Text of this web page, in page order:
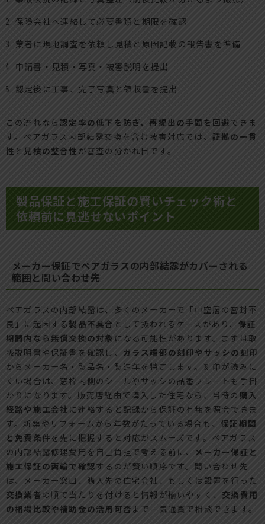
保険会社へ連絡して必要書類と期限を確認
業者に現地調査を依頼し見積と原因記載の報告書を準備
申請書・見積・写真・被害説明を提出
認定後に工事、完了写真と領収書を提出
この流れなら認定率の低下を防ぎ、再提出の手間を回避できま
す。ペアガラス内部結露交換を含む被害対応では、 証拠の一貫
性 と 見積の整合性 が審査の分かれ目です。
製品保証と施工保証の賢いチェック術と
依頼前に見逃せないポイント
メーカー保証でペアガラスの内部結露がカバーされる
範囲と問い合わせ先
ペアガラスの内部結露は、多くのメーカーで「中空層の密封不
良」に起因する製品不具合 として扱われるケースがあり、 保証
期間内なら無償交換の対象 になる可能性があります。まずは取
扱説明書や保証書を確認し、 ガラス端部の刻印やサッシの刻印
からメーカー名・製品名・製造年を特定します。刻印が読みに
くい場合は、窓枠内側のシールやサッシの品番プレートも手掛
かりになります。販売店経由で購入した住宅なら、当時の 購入
経路や施工会社 に連絡すると記録から保証の有無を照会できま
す。新築やリフォームから年数がたっている場合も、保証期間
と免責条件を先に把握すると対応がスムーズです。ペアガラス
の内部結露修理費用を自己負担で考える前に、 メーカー保証と
施工保証の両輪で確認するのが賢い順序です。問い合わせ先
は、メーカー窓口、購入先の住宅会社、もしくは設置を行った
交換業者の順で当たりを付けると情報が揃いやすく、 交換費用
の相場比較や補助金の活用可否 まで一気通貫で相談できます。